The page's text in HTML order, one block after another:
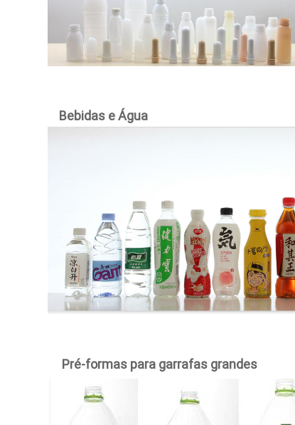
Bebidas e Água
Pré-formas para garrafas grandes